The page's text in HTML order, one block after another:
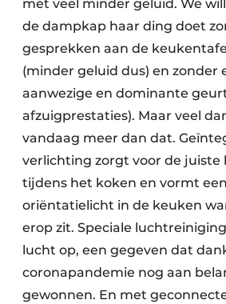
met veel minder geluid. We
de dampkap haar ding doet
gesprekken aan de
(minder geluid dus) en zonder
aanwezige en dominante
afzuigprestaties). Maar veel
vandaag meer dan dat.
verlichting zorgt voor de juiste
tijdens het koken en vormt
oriëntatielicht in de keuken
erop zit. Speciale
lucht op, een gegeven dat
coronapandemie nog aan
gewonnen. En met